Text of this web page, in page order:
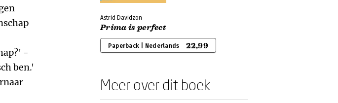
-
ben.'
Astrid Davidzon
Prima is perfect
Paperback | Nederlands 22,99
Meer over dit boek